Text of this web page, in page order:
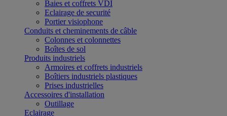
Baies et coffrets VDI
Eclairage de securité
Portier visiophone
Conduits et cheminements de câble
Colonnes et colonnettes
Boîtes de sol
Produits industriels
Armoires et coffrets industriels
Boîtiers industriels plastiques
Prises industrielles
Accessoires d'installation
Outillage
Eclairage